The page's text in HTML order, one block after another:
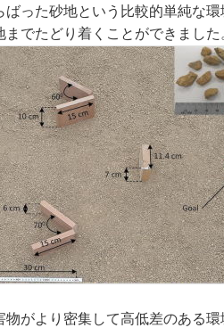
った砂地という比較的単純な
でたどり着くことができました
がより密集して高低差のある